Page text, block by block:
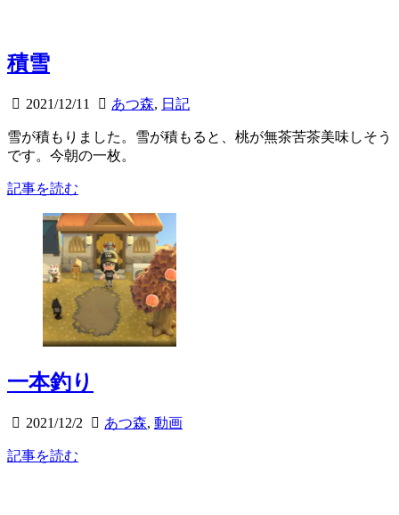
積雪
2021/12/11 あつ森, 日記
雪が積もりました。雪が積もると、桃が無茶苦茶美味しそう
です。今朝の一枚。
記事を読む
一本釣り
2021/12/2 あつ森,動画
記事を読む